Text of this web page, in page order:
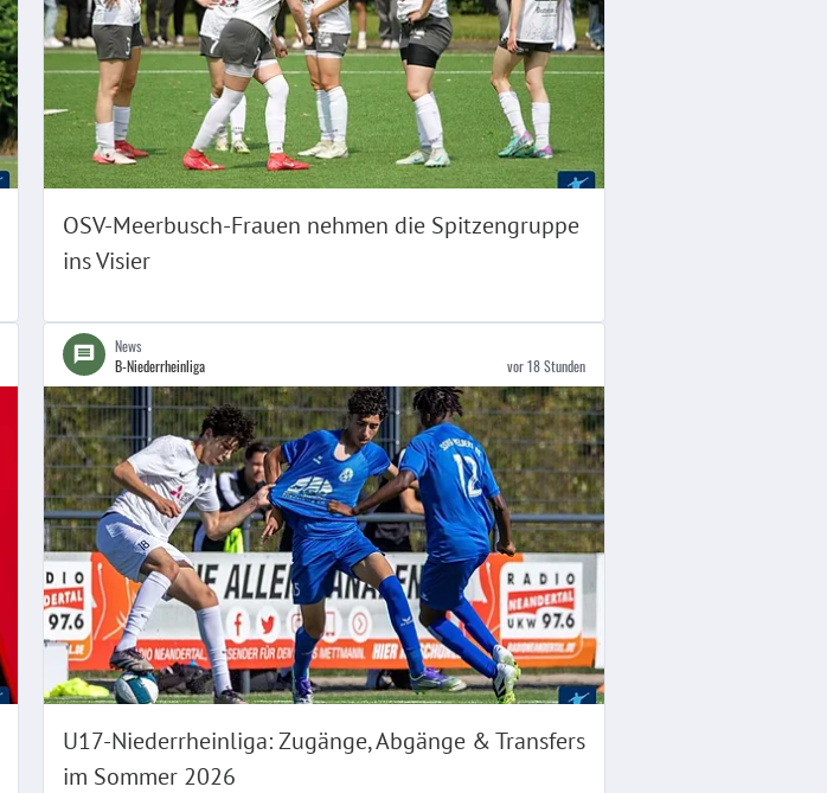
OSV-Meerbusch-Frauen nehmen die Spitzengruppe
ins Visier
News
B-Niederrheinliga
vor 18 Stunden
U17-Niederrheinliga: Zugänge, Abgänge & Transfers
im Sommer 2026